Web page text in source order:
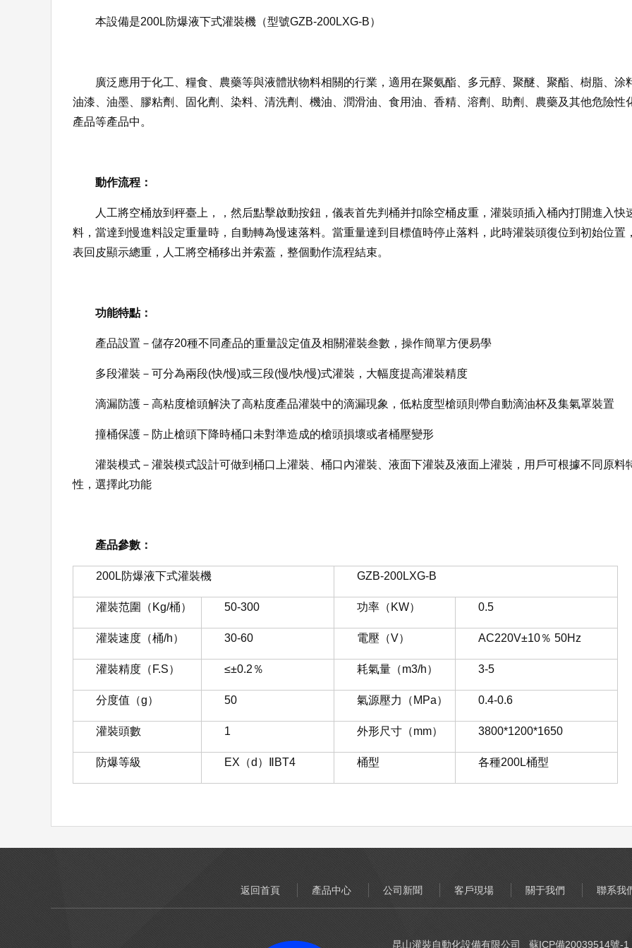
本設備是200L防爆液下式灌裝機（型號GZB-200LXG-B）
廣泛應用于化工、糧食、農藥等與液體狀物料相關的行業，適用在聚氨酯、多元醇、聚醚、聚酯、樹脂、涂
油漆、油墨、膠粘劑、固化劑、染料、清洗劑、機油、潤滑油、食用油、香精、溶劑、助劑、農藥及其他危險性
產品等產品中。
動作流程：
人工將空桶放到秤臺上，，然后點擊啟動按鈕，儀表首先判桶并扣除空桶皮重，灌裝頭插入桶內打開進入快
料，當達到慢進料設定重量時，自動轉為慢速落料。當重量達到目標值時停止落料，此時灌裝頭復位到初始位置
表回皮顯示總重，人工將空桶移出并索蓋，整個動作流程結束。
功能特點：
產品設置－儲存20種不同產品的重量設定值及相關灌裝叁數，操作簡單方便易學
多段灌裝－可分為兩段(快/慢)或三段(慢/快/慢)式灌裝，大幅度提高灌裝精度
滴漏防護－高粘度槍頭解決了高粘度產品灌裝中的滴漏現象，低粘度型槍頭則帶自動滴油杯及集氣罩裝置
撞桶保護－防止槍頭下降時桶口未對準造成的槍頭損壞或者桶壓變形
灌裝模式－灌裝模式設計可做到桶口上灌裝、桶口內灌裝、液面下灌裝及液面上灌裝，用戶可根據不同原料
性，選擇此功能
產品參數：
200L防爆液下式灌裝機 GZB-200LXG-B
灌裝范圍（Kg/桶） 50-300 功率（KW） 0.5
灌裝速度（桶/h） 30-60 電壓（V） AC220V±10％ 50Hz
灌裝精度（F.S） ≤±0.2％ 耗氣量（m3/h） 3-5
分度值（g） 50 氣源壓力（MPa） 0.4-0.6
灌裝頭數 1 外形尺寸（mm） 3800*1200*1650
防爆等級 EX（d）ⅡBT4 桶型 各種200L桶型
返回首頁 產品中心 公司新聞 客戶現場 關于我們 聯系我
昆山灌裝自動化設備有限公司 蘇ICP備20039514號-1